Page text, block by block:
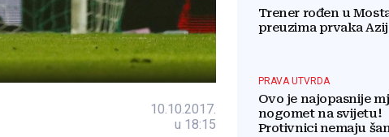
10.10.2017.
u 18:15
Trener rođen u
preuzima prvaka
PRAVA UTVRDA
Ovo je najopasnije
nogomet na svijetu!
Protivnici nemaju